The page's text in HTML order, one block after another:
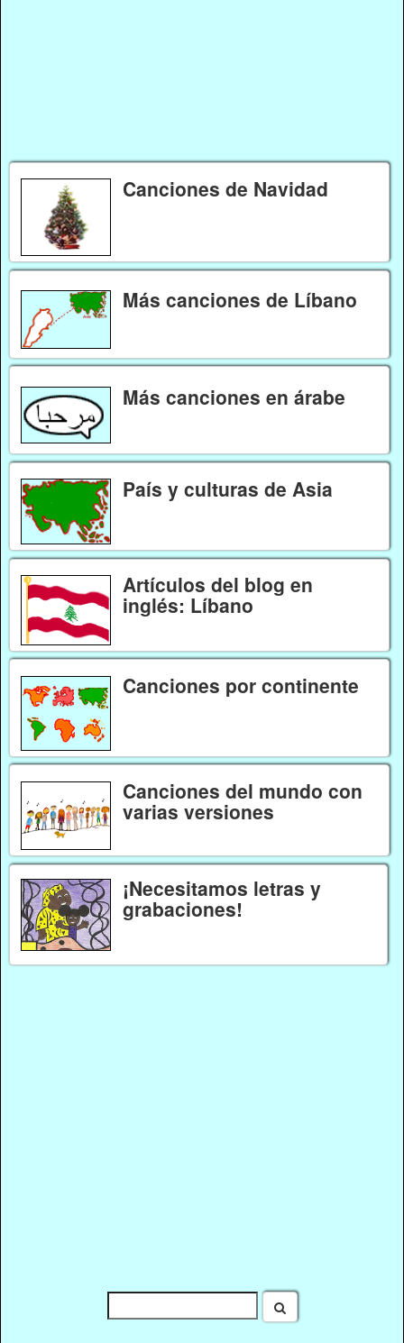
Canciones de Navidad
Más canciones de Líbano
Más canciones en árabe
País y culturas de Asia
Artículos del blog en
inglés: Líbano
Canciones por continente
Canciones del mundo con
varias versiones
¡Necesitamos letras y
grabaciones!